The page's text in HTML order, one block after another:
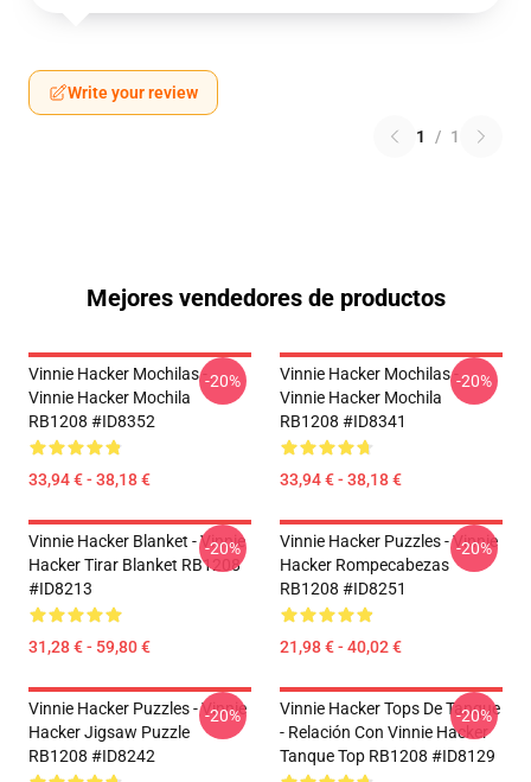
Write your review
1 / 1
Mejores vendedores de productos
Vinnie Hacker Mochilas -
Vinnie Hacker Mochila
RB1208 #ID8352
33,94 € - 38,18 €
-20%
Vinnie Hacker Mochilas -
Vinnie Hacker Mochila
RB1208 #ID8341
33,94 € - 38,18 €
-20%
Vinnie Hacker Blanket - Vinnie
Hacker Tirar Blanket RB1208
#ID8213
31,28 € - 59,80 €
-20%
Vinnie Hacker Puzzles - Vinnie
Hacker Rompecabezas
RB1208 #ID8251
21,98 € - 40,02 €
-20%
Vinnie Hacker Puzzles - Vinnie
Hacker Jigsaw Puzzle
RB1208 #ID8242
-20%
Vinnie Hacker Tops De Tanque
- Relación Con Vinnie Hacker
Tanque Top RB1208 #ID8129
-20%